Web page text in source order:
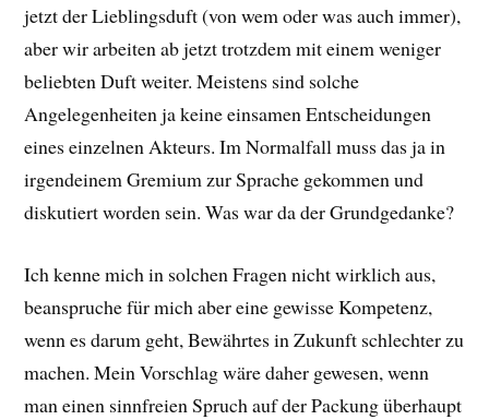
jetzt der Lieblingsduft (von wem oder was auch immer),
aber wir arbeiten ab jetzt trotzdem mit einem weniger
beliebten Duft weiter. Meistens sind solche
Angelegenheiten ja keine einsamen Entscheidungen
eines einzelnen Akteurs. Im Normalfall muss das ja in
irgendeinem Gremium zur Sprache gekommen und
diskutiert worden sein. Was war da der Grundgedanke?
Ich kenne mich in solchen Fragen nicht wirklich aus,
beanspruche für mich aber eine gewisse Kompetenz,
wenn es darum geht, Bewährtes in Zukunft schlechter zu
machen. Mein Vorschlag wäre daher gewesen, wenn
man einen sinnfreien Spruch auf der Packung überhaupt